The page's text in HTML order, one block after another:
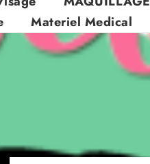
Materiel Medical